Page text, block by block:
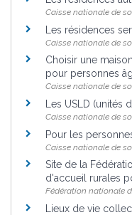
Caisse nationale de
Les résidences
Caisse nationale de
Choisir une
pour personnes
Caisse nationale de
Les USLD
Caisse nationale de
Pour les
Caisse nationale de
Site de la
d'accueil rurales
Fédération nationale
Lieux de vie